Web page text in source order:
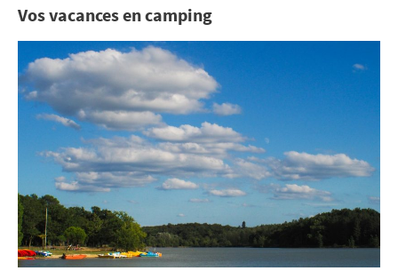
Vos vacances en camping